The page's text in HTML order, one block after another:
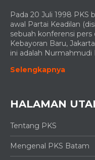
Pada 20 Juli 1998 PKS
awal Partai Keadilan
sebuah konferensi pers
Kebayoran Baru,
ini adalah Nurmahmudi
Selengkapnya
HALAMAN
Tentang PKS
Mengenal PKS Batam